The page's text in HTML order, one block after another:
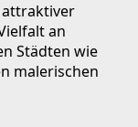
attraktiver
an
Städten wie
malerischen